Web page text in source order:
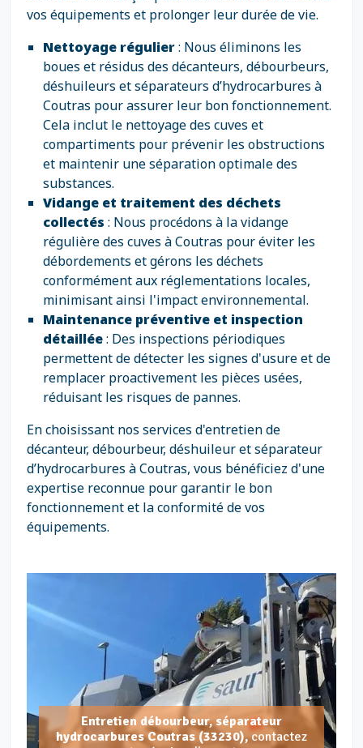
vos équipements et prolonger leur durée de vie.
Nettoyage régulier: Nous éliminons les
boues et résidus des décanteurs, débourbeurs,
déshuileurs et séparateurs d’hydrocarbures à
Coutras pour assurer leur bon fonctionnement.
Cela inclut le nettoyage des cuves et
compartiments pour prévenir les obstructions
et maintenir une séparation optimale des
substances.
Vidange et traitement des déchets
collectés : Nous procédons à la vidange
régulière des cuves à Coutras pour éviter les
débordements et gérons les déchets
conformément aux réglementations locales,
minimisant ainsi l'impact environnemental.
Maintenance préventive et inspection
détaillée: Des inspections périodiques
permettent de détecter les signes d'usure et de
remplacer proactivement les pièces usées,
réduisant les risques de pannes.
En choisissant nos services d'entretien de
décanteur, débourbeur, déshuileur et séparateur
d’hydrocarbures à Coutras, vous bénéficiez d'une
expertise reconnue pour garantir le bon
fonctionnement et la conformité de vos
équipements.
Entretien débourbeur, séparateur
hydrocarbures Coutras (33230),contactez